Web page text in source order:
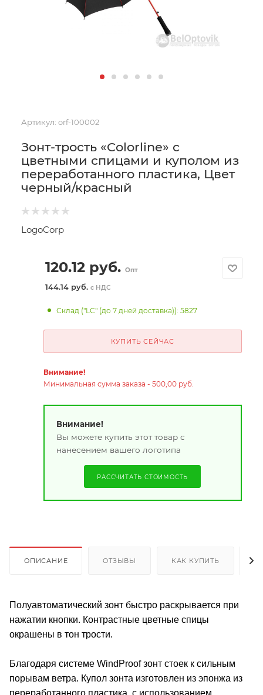
Артикул: orf-100002
Зонт-трость «Colorline» с
цветными спицами и куполом из
переработанного пластика, Цвет
черный/красный
LogoCorp
120.12руб. Опт
144.14 руб. с НДС
Склад ("LC" (до 7 дней доставка)): 5827
КУПИТЬ СЕЙЧАС
Внимание!
Минимальная сумма заказа - 500,00 руб.
Внимание!
Вы можете купить этот товар с
нанесением вашего логотипа
РАССЧИТАТЬ СТОИМОСТЬ
ОПИСАНИЕ ОТЗЫВЫ КАК КУПИТЬ
Полуавтоматический зонт быстро раскрывается при
нажатии кнопки. Контрастные цветные спицы
окрашены в тон трости.
Благодаря системе WindProof зонт стоек к сильным
порывам ветра. Купол зонта изготовлен из эпонжа из
переработанного пластика, с иcпользованием